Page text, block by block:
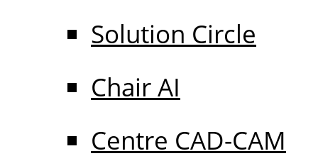
Solution Circle
Chair AI
Centre CAD-CAM